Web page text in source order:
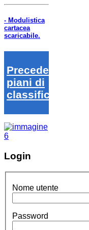
- Modulistica
cartacea
scaricabile.
Precedenti
piani di
classifica
Login
Nome utente
Password